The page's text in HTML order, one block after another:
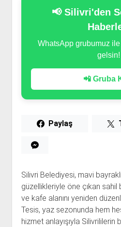
📢 Silivri'den
WhatsApp grubumuz ile
gelsin!
📲 Gruba
Paylaş
Silivri Belediyesi, mavi
güzellikleriyle öne çıkan sahil
ve kafe alanını yeniden
Tesis, yaz sezonunda hem
hizmet anlayışıyla Silivrililerin